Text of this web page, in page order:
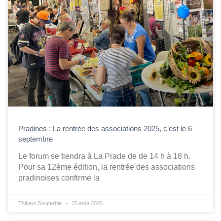
Pradines : La rentrée des associations 2025, c’est le 6
septembre
Le forum se tiendra à La Prade de de 14 h à 18 h.
Pour sa 12ème édition, la rentrée des associations
pradinoises confirme la
Thibaut Souperbie 25 août 2025